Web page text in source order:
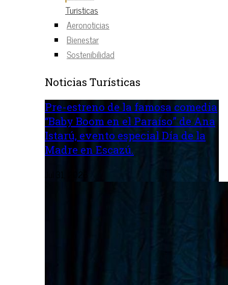
Turisticas
Aeronoticias
Bienestar
Sostenibilidad
Noticias Turísticas
Pre-estreno de la famosa comedia
“Baby Boom en el Paraíso” de Ana
Istarú, evento especial Día de la
Madre en Escazú.
Jul 31, 2026